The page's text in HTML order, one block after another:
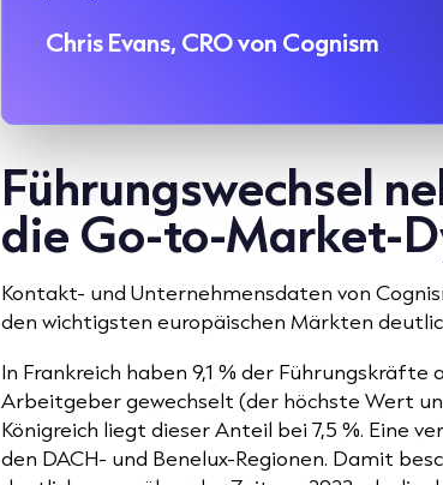
Chris Evans, CRO von Cognism
Führungswechsel
die Go-to-Market-
Kontakt- und Unternehmensdaten von
den wichtigsten europäischen Märkten
In Frankreich haben 9,1 % der
Arbeitgeber gewechselt (der höchste Wert
Königreich liegt dieser Anteil bei 7,5 %. Eine
den DACH- und Benelux-Regionen. Damit